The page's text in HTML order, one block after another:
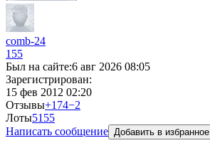
comb-24
155
Был на сайте:6 авг 2026 08:05
Зарегистрирован:
15 фев 2012 02:20
Отзывы+174−2
Лоты5155
Написать сообщение Добавить в избранное